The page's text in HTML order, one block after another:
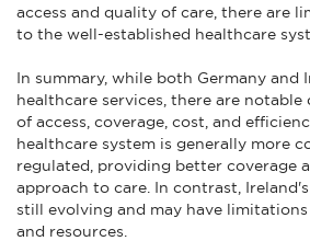
access and quality of care, there are
to the well-established healthcare
In summary, while both Germany and
healthcare services, there are notable
of access, coverage, cost, and
healthcare system is generally more
regulated, providing better coverage
approach to care. In contrast,
still evolving and may have
and resources.